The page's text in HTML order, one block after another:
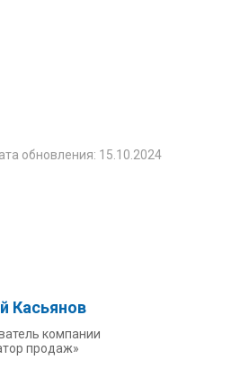
обновления: 15.10.2024
Касьянов
компании
продаж»